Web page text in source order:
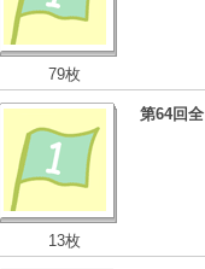
79枚
13枚
第64回